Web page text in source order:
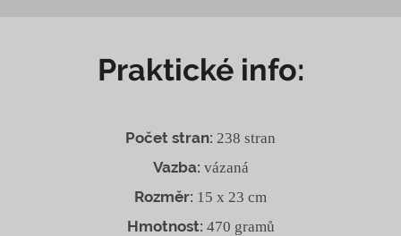
Praktické info:
Počet stran: 238 stran
Vazba: vázaná
Rozměr: 15 x 23 cm
Hmotnost: 470 gramů